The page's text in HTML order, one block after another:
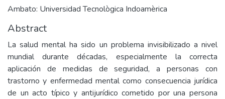
Ambato: Universidad Tecnològica Indoamèrica
Abstract
La salud mental ha sido un problema invisibilizado a nivel
mundial durante décadas, especialmente la correcta
aplicación de medidas de seguridad, a personas con
trastorno y enfermedad mental como consecuencia jurídica
de un acto típico y antijurídico cometido por una persona